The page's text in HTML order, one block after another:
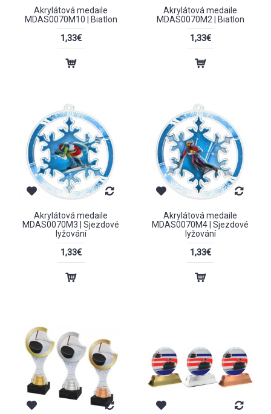
Akrylátová medaile
MDAS0070M10 | Biatlon
1,33€
Akrylátová medaile
MDAS0070M2 | Biatlon
1,33€
Akrylátová medaile
MDAS0070M3 | Sjezdové
lyžování
1,33€
Akrylátová medaile
MDAS0070M4 | Sjezdové
lyžování
1,33€